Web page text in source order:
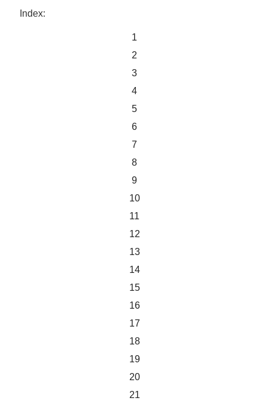
Index:
1
2
3
4
5
6
7
8
9
10
11
12
13
14
15
16
17
18
19
20
21